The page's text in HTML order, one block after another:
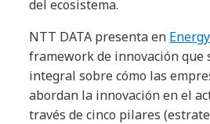
del ecosistema.
NTT DATA presenta en
framework de innovación
integral sobre cómo las
abordan la innovación en el
través de cinco pilares